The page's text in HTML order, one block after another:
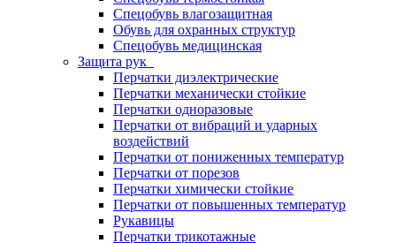
Спецобувь влагозащитная
Обувь для охранных структур
Спецобувь медицинская
Защита рук
Перчатки диэлектрические
Перчатки механически стойкие
Перчатки одноразовые
Перчатки от вибраций и ударных
воздействий
Перчатки от пониженных температур
Перчатки от порезов
Перчатки химически стойкие
Перчатки от повышенных температур
Рукавицы
Перчатки трикотажные